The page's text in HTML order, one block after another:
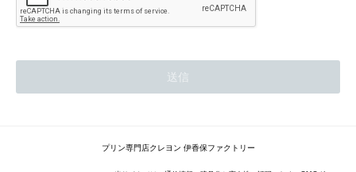
プリン専門店クレヨン 伊香保ファクトリー